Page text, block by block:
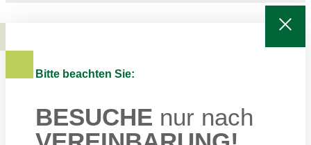
Bitte beachten Sie:
BESUCHE nur nach